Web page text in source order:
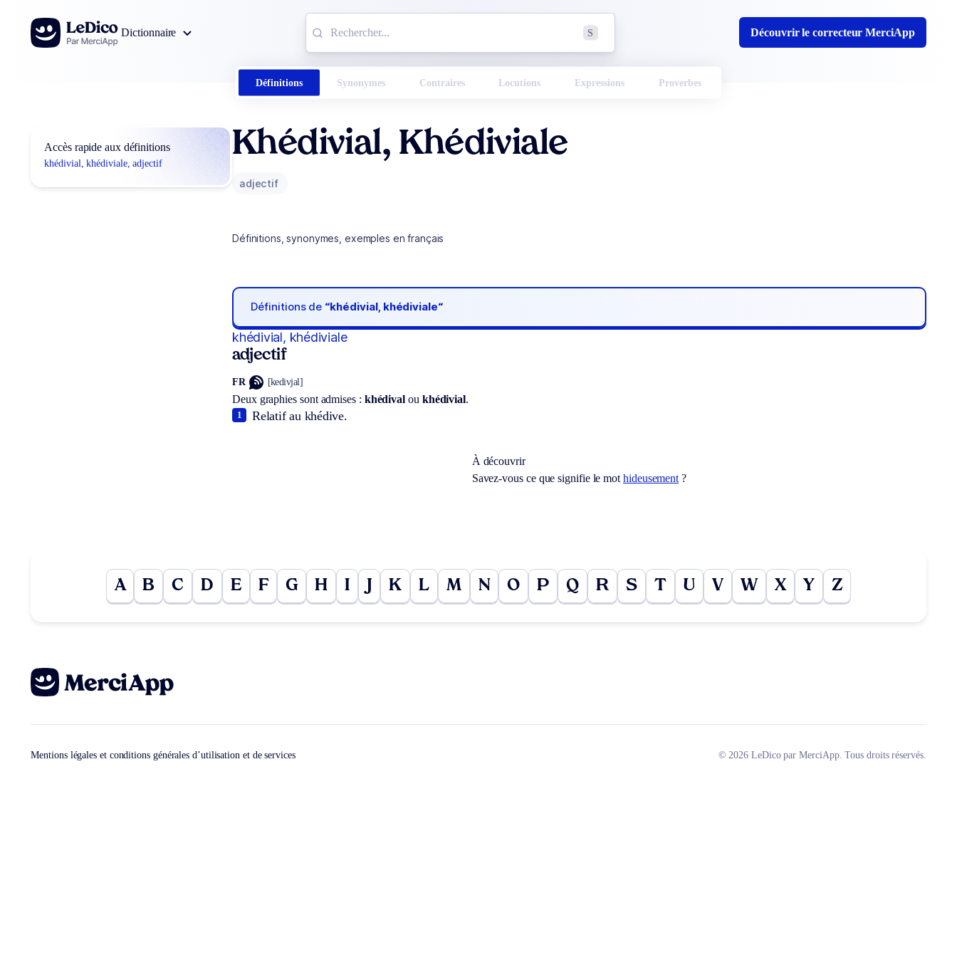
Aller au contenu
Dictionnaire
S Découvrir le correcteur MerciApp
Définitions Synonymes Contraires Locutions Expressions Proverbes
Accès rapide aux définitions
khédivial, khédiviale, adjectif
Khédivial, Khédiviale
adjectif
Définitions, synonymes, exemples en français
Définitions de “khédivial, khédiviale“
khédivial, khédiviale
adjectif
FR [kedivjal]
Deux graphies sont admises : khédival ou khédivial.
Relatif au khédive.
1
À découvrir
Savez-vous ce que signifie le mothideusement ?
A B C D E F G H I K L M N O P Q R S T U V W X Y Z
Mentions légales et conditions générales d’utilisation et de services © 2026 LeDico par MerciApp. Tous droits réservés.